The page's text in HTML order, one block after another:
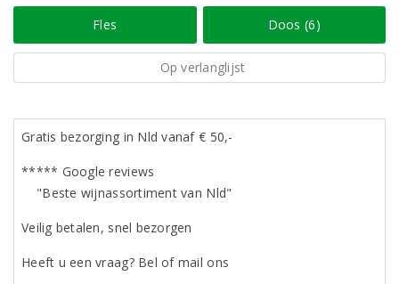
Fles Doos (6)
Op verlanglijst
Gratis bezorging in Nld vanaf € 50,-
***** Google reviews
"Beste wijnassortiment van Nld"
Veilig betalen, snel bezorgen
Heeft u een vraag? Bel of mail ons